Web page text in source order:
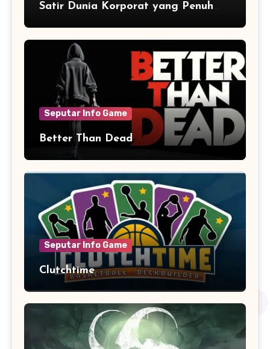
Satir Dunia Korporat yang Penuh
Seputar Info Game
Better Than Dead
Seputar Info Game
Clutchtime